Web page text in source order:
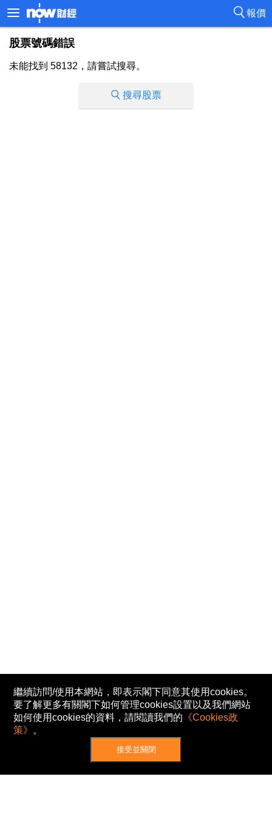
報價
股票號碼錯誤
未能找到 58132，請嘗試搜尋。
搜尋股票
繼續訪問/使用本網站，即表示閣下同意其使用cookies。
要了解更多有關閣下如何管理cookies設置以及我們網站
如何使用cookies的資料，請閱讀我們的 《Cookies政
策》 。
接受並關閉